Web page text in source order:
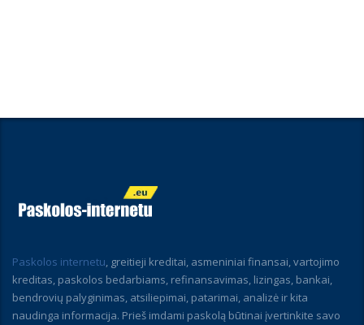
Paskolos internetu, greitieji kreditai, asmeniniai finansai, vartojimo
kreditas, paskolos bedarbiams, refinansavimas, lizingas, bankai,
bendrovių palyginimas, atsiliepimai, patarimai, analizė ir kita
naudinga informacija. Prieš imdami paskolą būtinai įvertinkite savo